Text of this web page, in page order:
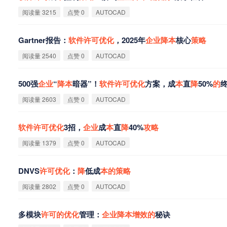
阅读量 3215 点赞 0 AUTOCAD
Gartner报告： 软件许可优化，2025年企业降本核心策略
阅读量 2540 点赞 0 AUTOCAD
500强企业“降本暗器”！ 软件许可优化方案，成本直降50%的
阅读量 2603 点赞 0 AUTOCAD
软件许可优化3招， 企业成本直降40%攻略
阅读量 1379 点赞 0 AUTOCAD
DNVS许可优化： 降低成本的策略
阅读量 2802 点赞 0 AUTOCAD
多模块许可的优化管理： 企业降本增效的秘诀